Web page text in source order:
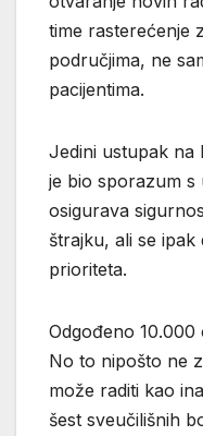
time rasterećenje
područjima, ne
pacijentima.
Jedini ustupak na
je bio sporazum s
osigurava
štrajku, ali se
prioriteta.
Odgođeno
No to nipošto ne
može raditi kao
šest sveučilišnih